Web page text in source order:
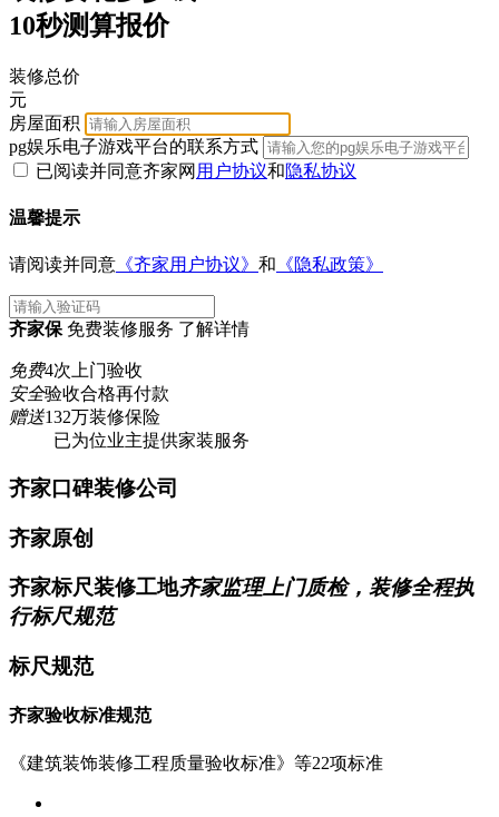
10秒测算报价
装修总价
元
房屋面积
pg娱乐电子游戏平台的联系方式
已阅读并同意齐家网 用户协议和隐私协议
温馨提示
请阅读并同意 《齐家用户协议》 和 《隐私政策》
齐家保 免费装修服务 了解详情
免费4次上门验收
安全验收合格再付款
赠送132万装修保险
已为位业主提供家装服务
齐家口碑装修公司
齐家原创
齐家标尺装修工地齐家监理上门质检，装修全程执
行标尺规范
标尺规范
齐家验收标准规范
《建筑装饰装修工程质量验收标准》等22项标准